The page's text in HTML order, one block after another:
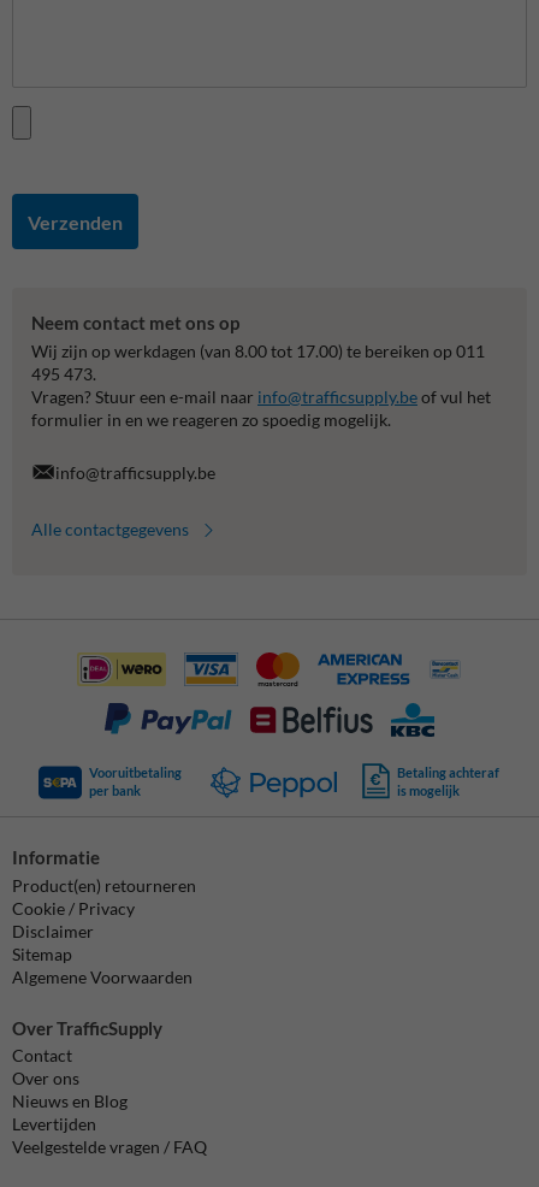
Verzenden
Neem contact met ons op
Wij zijn op werkdagen (van 8.00 tot 17.00) te bereiken op 011
495 473.
Vragen? Stuur een e-mail naar info@trafficsupply.beof vul het
formulier in en we reageren zo spoedig mogelijk.
info@trafficsupply.be
Alle contactgegevens
Vooruitbetaling
per bank
Betaling achteraf
is mogelijk
Informatie
Product(en) retourneren
Cookie / Privacy
Disclaimer
Sitemap
Algemene Voorwaarden
Over TrafficSupply
Contact
Over ons
Nieuws en Blog
Levertijden
Veelgestelde vragen / FAQ